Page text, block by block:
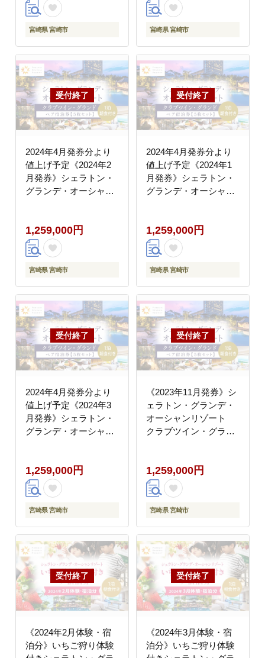
宮崎県 宮崎市 宮崎県 宮崎市
2024年4月発券分より
値上げ予定《2024年2
月発券》シェラトン・
グランデ・オーシャン
券×５枚セット
1,259,000円
宮崎県 宮崎市
2024年4月発券分より
値上げ予定《2024年1
月発券》シェラトン・
グランデ・オーシャン
券×５枚セット
1,259,000円
宮崎県 宮崎市
2024年4月発券分より
値上げ予定《2024年3
月発券》シェラトン・
グランデ・オーシャン
券×５枚セット
1,259,000円
宮崎県 宮崎市
《2023年11月発券》シ
ェラトン・グランデ・
オーシャンリゾート
クラブツイン・グラン
1,259,000円
宮崎県 宮崎市
《2024年2月体験・宿
泊分》いちご狩り体験
《2024年3月体験・宿
泊分》いちご狩り体験